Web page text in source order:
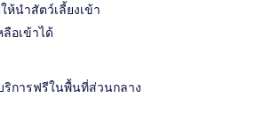
ห้นำสัตว์เลี้ยงเข้า
อเข้าได้
ริการฟรีในพื้นที่ส่วนกลาง